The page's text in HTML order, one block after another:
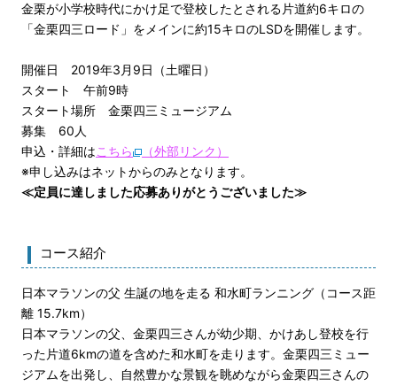
金栗が小学校時代にかけ足で登校したとされる片道約6キロの
「金栗四三ロード」をメインに約15キロのLSDを開催します。
開催日 2019年3月9日（土曜日）
スタート 午前9時
スタート場所 金栗四三ミュージアム
募集 60人
申込・詳細はこちら
（外部リンク）
※申し込みはネットからのみとなります。
≪定員に達しました応募ありがとうございました≫
コース紹介
日本マラソンの父 生誕の地を走る 和水町ランニング（コース距
離 15.7km）
日本マラソンの父、金栗四三さんが幼少期、かけあし登校を行
った片道6kmの道を含めた和水町を走ります。金栗四三ミュー
ジアムを出発し、自然豊かな景観を眺めながら金栗四三さんの